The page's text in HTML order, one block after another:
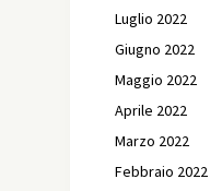
Luglio 2022
Giugno 2022
Maggio 2022
Aprile 2022
Marzo 2022
Febbraio 2022